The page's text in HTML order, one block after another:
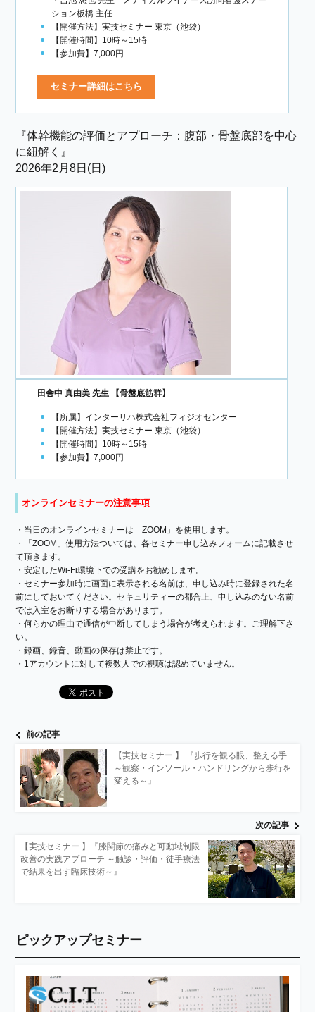
ション板橋 主任
【開催方法】実技セミナー 東京（池袋）
【開催時間】10時～15時
【参加費】7,000円
セミナー詳細はこちら
『体幹機能の評価とアプローチ：腹部・骨盤底部を中心
に紐解く』
2026年2月8日(日)
田舎中 真由美 先生 【骨盤底筋群】
【所属】インターリハ株式会社フィジオセンター
【開催方法】実技セミナー 東京（池袋）
【開催時間】10時～15時
【参加費】7,000円
オンラインセミナーの注意事項
・当日のオンラインセミナーは「ZOOM」を使用します。
・「ZOOM」使用方法ついては、各セミナー申し込みフォームに記載させ
て頂きます。
・安定したWi-Fi環境下での受講をお勧めします。
・セミナー参加時に画面に表示される名前は、申し込み時に登録された名
前にしておいてください。セキュリティーの都合上、申し込みのない名前
では入室をお断りする場合があります。
・何らかの理由で通信が中断してしまう場合が考えられます。ご理解下さ
い。
・録画、録音、動画の保存は禁止です。
・1アカウントに対して複数人での視聴は認めていません。
前の記事
【実技セミナー 】 『歩行を観る眼、整える手
～観察・インソール・ハンドリングから歩行を
変える～』
次の記事
【実技セミナー 】『膝関節の痛みと可動域制限
改善の実践アプローチ ～触診・評価・徒手療法
で結果を出す臨床技術～』
ピックアップセミナー